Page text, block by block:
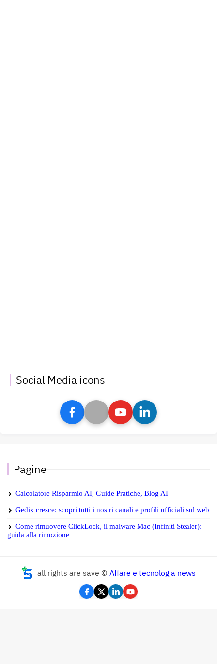
Social Media icons
Pagine
Calcolatore Risparmio AI, Guide Pratiche, Blog AI
Gedix cresce: scopri tutti i nostri canali e profili ufficiali sul web
Come rimuovere ClickLock, il malware Mac (Infiniti Stealer):
guida alla rimozione
all rights are save © Affare e tecnologia news